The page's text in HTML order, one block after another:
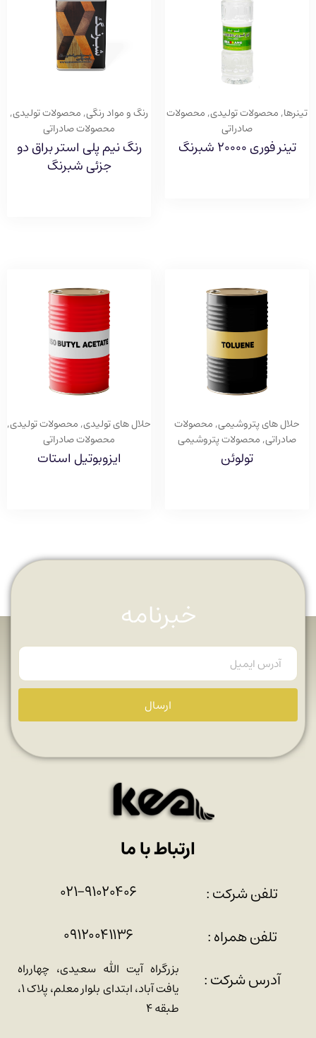
تینرها,محصولات تولیدی,محصولات
صادراتی
تینر فوری ۲۰۰۰۰ شبرنگ
رنگ و مواد رنگی,محصولات تولیدی,
محصولات صادراتی
رنگ نیم پلی استر براق دو
جزئی شبرنگ
حلال های پتروشیمی,محصولات
صادراتی,محصولات پتروشیمی
تولوئن
حلال های تولیدی,محصولات تولیدی,
محصولات صادراتی
ایزوبوتیل استات
خبرنامه
ارسال
ارتباط با ما
تلفن شرکت :
۰۲۱-۹۱۰۲۰۴۰۶
تلفن همراه :
۰۹۱۲۰۰۴۱۱۳۶
آدرس شرکت :
بزرگراه آیت الله سعیدی، چهارراه
یافت آباد، ابتدای بلوار معلم، پلاک ۱،
طبقه ۴